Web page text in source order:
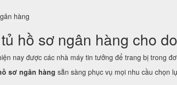
hồ sơ ngân hàng cho
nay được các nhà máy tin tưởng để trang bị trong
sơ ngân hàng sẵn sàng phục vụ mọi nhu cầu chọn